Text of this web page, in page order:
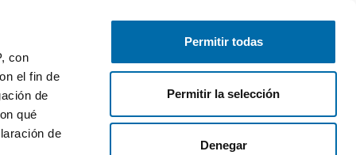
con
el fin de
de
qué
de
Permitir todas
Permitir la selección
Denegar
Publica gratis Inicia sesión